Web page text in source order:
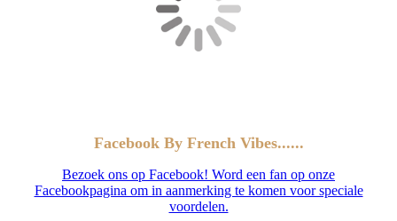
Facebook By French Vibes......
Bezoek ons op Facebook! Word een fan op onze
Facebookpagina om in aanmerking te komen voor speciale
voordelen.